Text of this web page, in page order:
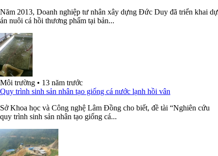
Năm 2013, Doanh nghiệp tư nhân xây dựng Đức Duy đã triển khai dự
án nuôi cá hồi thương phẩm tại bản...
Môi trường • 13 năm trước
Quy trình sinh sản nhân tạo giống cá nước lạnh hồi vân
Sở Khoa học và Công nghệ Lâm Đồng cho biết, đề tài “Nghiên cứu
quy trình sinh sản nhân tạo giống cá...